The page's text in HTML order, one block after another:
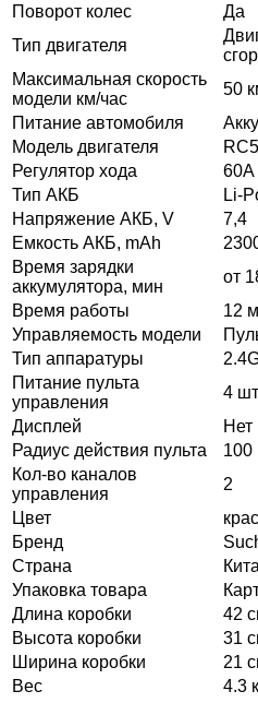
Поворот колес
Да
Тип двигателя
Максимальная скорость
модели км/час
50
Питание автомобиля
Модель двигателя
Регулятор хода
60A
Тип АКБ
Li-
Напряжение АКБ, V
7,4
Емкость АКБ, mAh
Время зарядки
аккумулятора, мин
от
Время работы
12
Управляемость модели
Тип аппаратуры
Питание пульта
управления
4
Дисплей
Нет
Радиус действия пульта
100
Кол-во каналов
управления
2
Цвет
Бренд
Страна
Упаковка товара
Длина коробки
42
Высота коробки
31
Ширина коробки
21
Вес
4.3